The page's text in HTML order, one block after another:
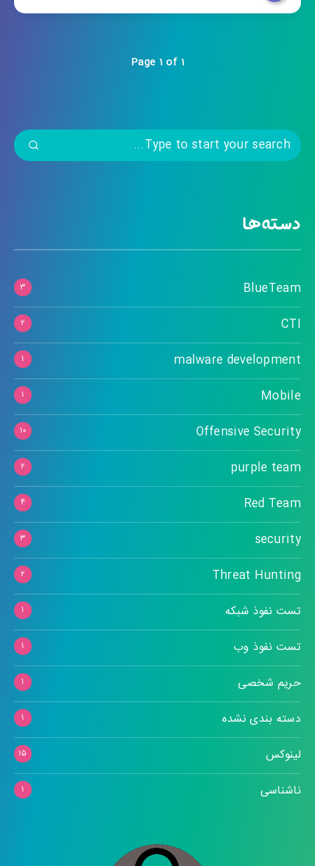
Page 1 of 1
دسته‌ها
BlueTeam ۳
CTI ۲
malware development ۱
Mobile ۱
Offensive Security ۱۰
purple team ۲
Red Team ۴
security ۳
Threat Hunting ۲
تست نفوذ شبکه ۱
تست نفوذ وب ۱
حریم شخصی ۱
دسته بندی نشده ۱
لینوکس ۱۵
ناشناسی ۱